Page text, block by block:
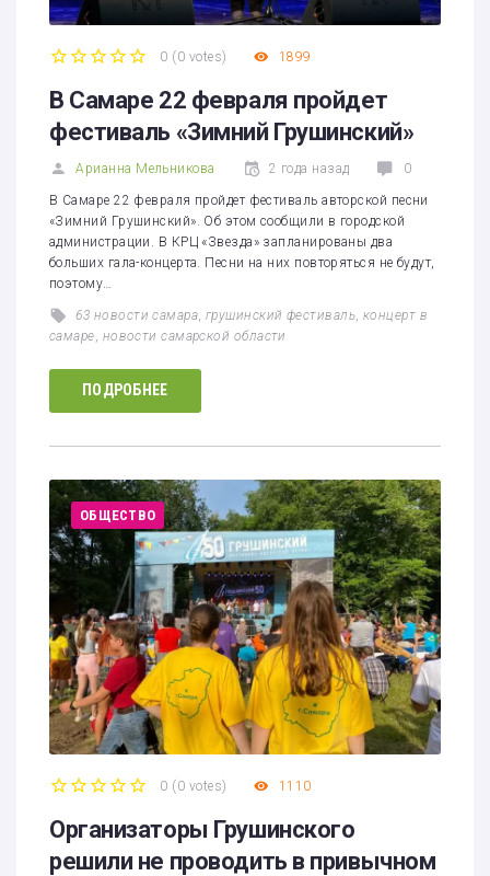
0 (0 votes) 1899
В Самаре 22 февраля пройдет
фестиваль «Зимний Грушинский»
Арианна Мельникова 2 года назад 0
В Самаре 22 февраля пройдет фестиваль авторской песни
«Зимний Грушинский». Об этом сообщили в городской
администрации. В КРЦ «Звезда» запланированы два
больших гала-концерта. Песни на них повторяться не будут,
поэтому…
63 новости самара,грушинский фестиваль, концерт в
самаре, новости самарской области
ПОДРОБНЕЕ
ОБЩЕСТВО
0 ( 0 votes) 1110
Организаторы Грушинского
решили не проводить в привычном